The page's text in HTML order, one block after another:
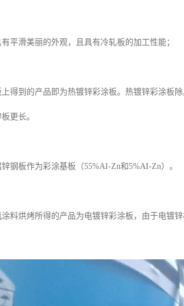
平滑美丽的外观，且具有冷轧板的加工性能；
得到的产品即为热镀锌彩涂板。热镀锌彩涂板
更长。
钢板作为彩涂基板（55%AI-Zn和5%AI-Zn）。
料烘烤所得的产品为电镀锌彩涂板，由于电镀